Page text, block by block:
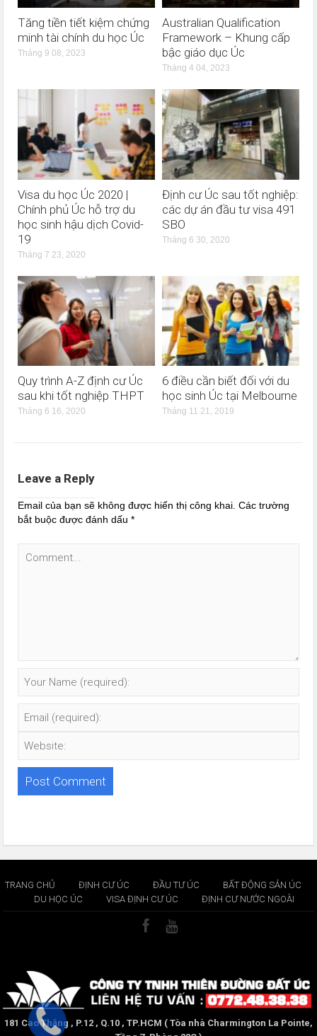
Tăng tiền tiết kiệm chứng
minh tài chính du học Úc
Tháng 9 08, 2023
Australian Qualification
Framework – Khung cấp
bậc giáo dục Úc
Tháng 4 04, 2023
Visa du học Úc 2020 |
Chính phủ Úc hỗ trợ du
học sinh hậu dịch Covid-
19
Tháng 7 23, 2020
Định cư Úc sau tốt nghiệp:
các dự án đầu tư visa 491
SBO
Tháng 6 30, 2020
Quy trình A-Z định cư Úc
sau khi tốt nghiệp THPT
Tháng 6 16, 2020
6 điều cần biết đối với du
học sinh Úc tại Melbourne
Tháng 11 21, 2019
Leave a Reply
Email của bạn sẽ không được hiển thị công khai. Các trường
bắt buộc được đánh dấu*
TRANG CHỦ ĐỊNH CƯ ÚC ĐẦU TƯ ÚC
BẤT ĐỘNG SẢN ÚC
DU HỌC ÚC
VISA ĐỊNH CƯ ÚC ĐỊNH CƯ NƯỚC NGOÀI
181 Cao Thắng , P.12 , Q.10 , TP.HCM ( Tòa nhà Charmington La Pointe,